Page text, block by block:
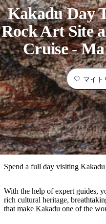
ビ
ゲ
ー
シ
ョ
ン
エ
リ
ア
も
人
気
が
高
い
場
所
ア
ウ
ト
バ
ッ
ク
と
区園
ア
ク
体
験
旅
行
タ
イ
プ
地
で
し
グツ
計
画
と
予
約
実
用
的
な
情
報
Kakadu Day
Rock Art Site
Cruise -
マイト
Spend a full day visiting
With the help of expert guides,
rich cultural heritage,
that make Kakadu one of the